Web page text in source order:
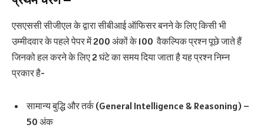
एसएससी सीजीएल के द्वारा सीबीआई ऑफिसर बनने के लिए किसी भी
उम्मीदवार के पहले पेपर में 200 अंकों के 100 वैकल्पिक प्रश्न पूछे जाते हैं
जिनको हल करने के लिए 2 घंटे का समय दिया जाता है यह प्रश्न निम्न
प्रकार है-
सामान्य बुद्धि और तर्क (General Intelligence & Reasoning) –
50 अंक